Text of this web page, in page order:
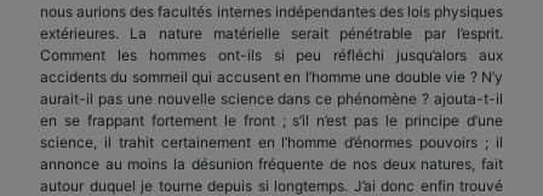
nous aurions des facultés internes indépendantes des lois physiques
extérieures. La nature matérielle serait pénétrable par l’esprit.
Comment les hommes ont-ils si peu réfléchi jusqu’alors aux
accidents du sommeil qui accusent en l’homme une double vie ? N’y
aurait-il pas une nouvelle science dans ce phénomène ? ajouta-t-il
en se frappant fortement le front ; s’il n’est pas le principe d’une
science, il trahit certainement en l’homme d’énormes pouvoirs ; il
annonce au moins la désunion fréquente de nos deux natures, fait
autour duquel je tourne depuis si longtemps. J’ai donc enfin trouvé